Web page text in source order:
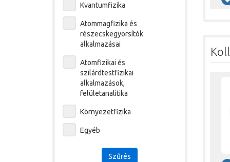
Kvantumfizika
Atommagfizika és
részecskegyorsítók
alkalmazásai
Atomfizikai és
szilárdtestfizikai
alkalmazások,
felületanalitika
Környezetfizika
Egyéb
Szűrés